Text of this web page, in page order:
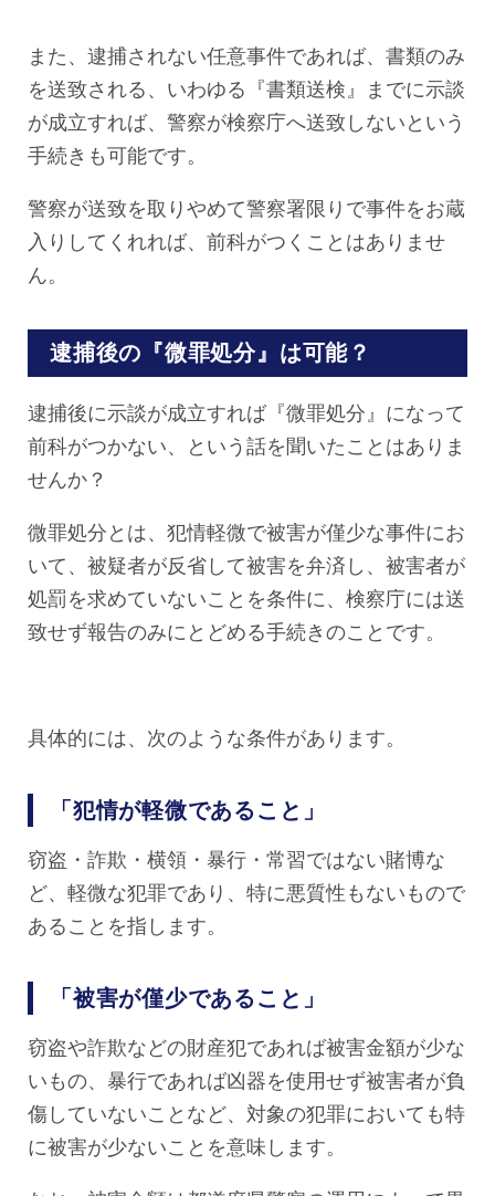
また、逮捕されない任意事件であれば、書類のみ
を送致される、いわゆる『書類送検』までに示談
が成立すれば、警察が検察庁へ送致しないという
手続きも可能です。
警察が送致を取りやめて警察署限りで事件をお蔵
入りしてくれれば、前科がつくことはありませ
ん。
逮捕後の『微罪処分』は可能？
逮捕後に示談が成立すれば『微罪処分』になって
前科がつかない、という話を聞いたことはありま
せんか？
微罪処分とは、犯情軽微で被害が僅少な事件にお
いて、被疑者が反省して被害を弁済し、被害者が
処罰を求めていないことを条件に、検察庁には送
致せず報告のみにとどめる手続きのことです。
具体的には、次のような条件があります。
「犯情が軽微であること」
窃盗・詐欺・横領・暴行・常習ではない賭博な
ど、軽微な犯罪であり、特に悪質性もないもので
あることを指します。
「被害が僅少であること」
窃盗や詐欺などの財産犯であれば被害金額が少な
いもの、暴行であれば凶器を使用せず被害者が負
傷していないことなど、対象の犯罪においても特
に被害が少ないことを意味します。